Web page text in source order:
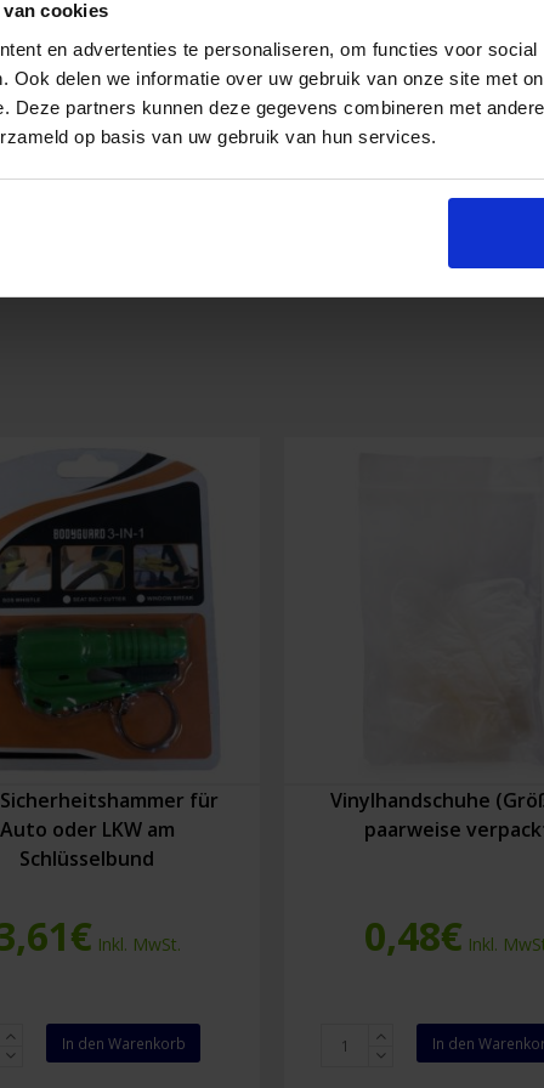
cookies
en advertenties te personaliseren, om functies voor
Ook delen we informatie over uw gebruik van onze site met
Deze partners kunnen deze gegevens combineren met
op basis van uw gebruik van hun services.
für
Auto oder LKW am
Schlüsselbund
€ Inkl. MwSt.
In den Warenkorb
Vinylhandschuhe
paarweise
0,48€ Inkl.
VinylhandschuheIn den